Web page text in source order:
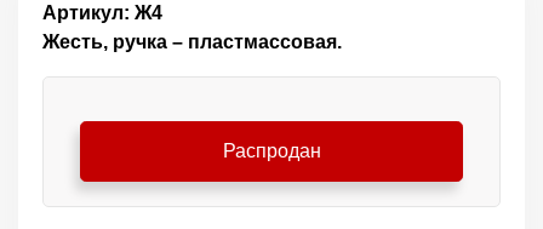
Артикул: Ж4
Жесть, ручка – пластмассовая.
Распродан